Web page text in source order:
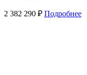
2 382 290 ₽ Подробнее